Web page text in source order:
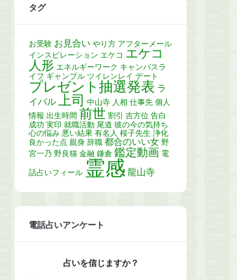
タグ
お受験 お見合い やり方 アフターメール
インスピレーション エケコ エケコ
人形 エネルギーワーク キャンパスラ
イフ ギャンブル ツイレンレイ デート
プレゼント抽選発表 ラ
イバル
上司 中山寺 人相 仕事先 個人
情報 出生時間 前世 割引 吉方位 告白
成功 実印 就職活動 尾道 彼の今の気持ち
心の悩み 悪い結果 有名人 桜子先生 浄化
良かった点 親身 辞職 都合のいい女 野
宮一乃 野良猫 金融 鎌倉 鑑定動画 電
話占いフィール 霊感 龍山寺
電話占いアンケート
占いを信じますか？